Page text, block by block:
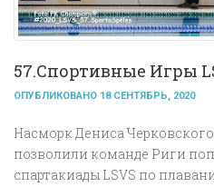
57.Cпортивные Игры
ОПУБЛИКОВАНО 18 СЕНТЯБРЬ, 2020
Насморк Дениса
позволили команде Риги
спартакиады LSVS по